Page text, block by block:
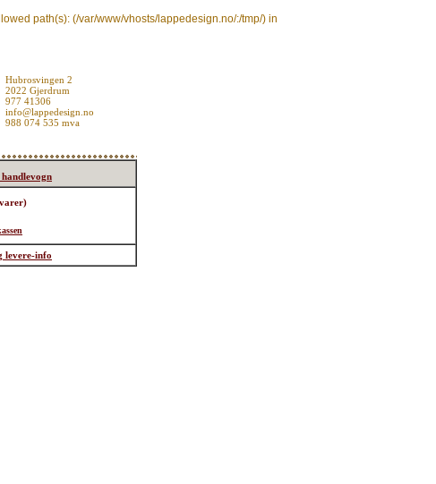
path(s): (/var/www/vhosts/lappedesign.no/:/tmp/) in
Hubrosvingen 2
2022 Gjerdrum
977 41306
info@lappedesign.no
988 074 535 mva
levere-info